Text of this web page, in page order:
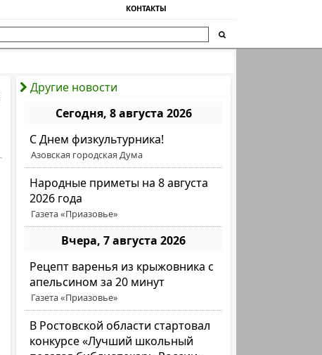
КОНТАКТЫ
Другие новости
Сегодня, 8 августа 2026
C Днем физкультурника!
Азовская городская Дума
Народные приметы на 8 августа
2026 года
Газета «Приазовье»
Вчера, 7 августа 2026
Рецепт варенья из крыжовника с
апельсином за 20 минут
Газета «Приазовье»
В Ростовской области стартовал
конкурсе «Лучший школьный